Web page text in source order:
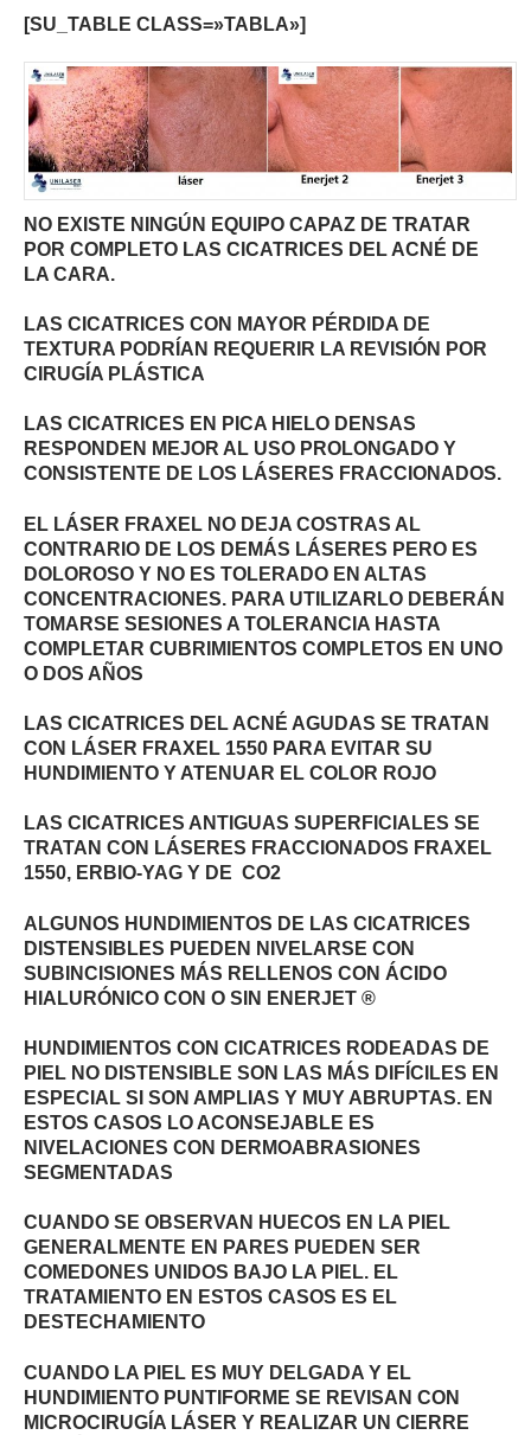
[SU_TABLE CLASS=»TABLA»]
NO EXISTE NINGÚN EQUIPO CAPAZ DE TRATAR
POR COMPLETO LAS CICATRICES DEL ACNÉ DE
LA CARA.
LAS CICATRICES CON MAYOR PÉRDIDA DE
TEXTURA PODRÍAN REQUERIR LA REVISIÓN POR
CIRUGÍA PLÁSTICA
LAS CICATRICES EN PICA HIELO DENSAS
RESPONDEN MEJOR AL USO PROLONGADO Y
CONSISTENTE DE LOS LÁSERES FRACCIONADOS.
EL LÁSER FRAXEL NO DEJA COSTRAS AL
CONTRARIO DE LOS DEMÁS LÁSERES PERO ES
DOLOROSO Y NO ES TOLERADO EN ALTAS
CONCENTRACIONES. PARA UTILIZARLO DEBERÁN
TOMARSE SESIONES A TOLERANCIA HASTA
COMPLETAR CUBRIMIENTOS COMPLETOS EN UNO
O DOS AÑOS
LAS CICATRICES DEL ACNÉ AGUDAS SE TRATAN
CON LÁSER FRAXEL 1550 PARA EVITAR SU
HUNDIMIENTO Y ATENUAR EL COLOR ROJO
LAS CICATRICES ANTIGUAS SUPERFICIALES SE
TRATAN CON LÁSERES FRACCIONADOS FRAXEL
1550, ERBIO-YAG Y DE CO2
ALGUNOS HUNDIMIENTOS DE LAS CICATRICES
DISTENSIBLES PUEDEN NIVELARSE CON
SUBINCISIONES MÁS RELLENOS CON ÁCIDO
HIALURÓNICO CON O SIN ENERJET ®
HUNDIMIENTOS CON CICATRICES RODEADAS DE
PIEL NO DISTENSIBLE SON LAS MÁS DIFÍCILES EN
ESPECIAL SI SON AMPLIAS Y MUY ABRUPTAS. EN
ESTOS CASOS LO ACONSEJABLE ES
NIVELACIONES CON DERMOABRASIONES
SEGMENTADAS
CUANDO SE OBSERVAN HUECOS EN LA PIEL
GENERALMENTE EN PARES PUEDEN SER
COMEDONES UNIDOS BAJO LA PIEL. EL
TRATAMIENTO EN ESTOS CASOS ES EL
DESTECHAMIENTO
CUANDO LA PIEL ES MUY DELGADA Y EL
HUNDIMIENTO PUNTIFORME SE REVISAN CON
MICROCIRUGÍA LÁSER Y REALIZAR UN CIERRE